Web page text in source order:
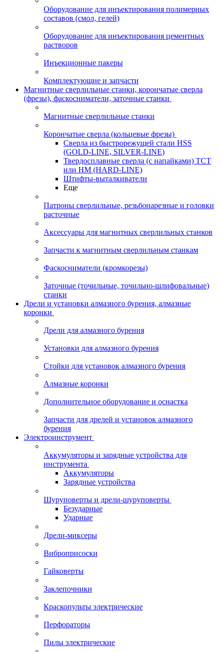
Оборудование для инъектирования полимерных
составов (смол, гелей)
Оборудование для инъектирования цементных
растворов
Инъекционные пакеры
Комплектующие и запчасти
Магнитные сверлильные станки, корончатые сверла
(фрезы), фаскосниматели, заточные станки
Магнитные сверлильные станки
Корончатые сверла (кольцевые фрезы)
Сверла из быстрорежущей стали HSS
(GOLD-LINE, SILVER-LINE)
Твердосплавные сверла (с напайками) ТСТ
или HM (HARD-LINE)
Штифты-выталкиватели
Еще
Патроны сверлильные, резьбонарезные и головки
расточные
Аксессуары для магнитных сверлильных станков
Запчасти к магнитным сверлильным станкам
Фаскосниматели (кромкорезы)
Заточные (точильные, точильно-шлифовальные)
станки
Дрели и установки алмазного бурения, алмазные
коронки
Дрели для алмазного бурения
Установки для алмазного бурения
Стойки для установок алмазного бурения
Алмазные коронки
Дополнительное оборудование и оснастка
Запчасти для дрелей и установок алмазного
бурения
Электроинструмент
Аккумуляторы и зарядные устройства для
инструмента
Аккумуляторы
Зарядные устройства
Шуруповерты и дрели-шуруповерты
Безударные
Ударные
Дрели-миксеры
Виброприсоски
Гайковерты
Заклепочники
Краскопульты электрические
Перфораторы
Пилы электрические